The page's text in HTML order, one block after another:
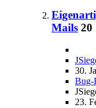
Mails 20
30.
Bug-
23.